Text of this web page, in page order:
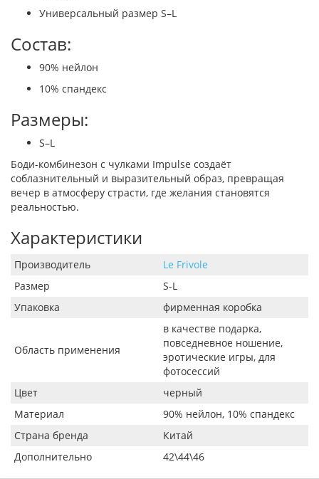
Универсальный размер S–L
Состав:
90% нейлон
10% спандекс
Размеры:
S–L
Боди-комбинезон с чулками Impulse создаёт
соблазнительный и выразительный образ, превращая
вечер в атмосферу страсти, где желания становятся
реальностью.
Характеристики
Производитель
Le Frivole
Размер
S-L
Упаковка
фирменная коробка
Область применения
в качестве подарка,
повседневное ношение,
эротические игры, для
фотосессий
Цвет
черный
Материал
90% нейлон, 10% спандекс
Страна бренда
Китай
Дополнительно
42\44\46